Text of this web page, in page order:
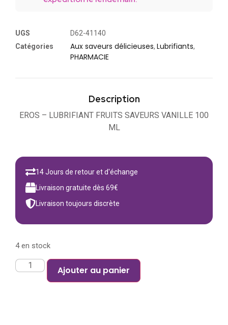
UGS
D62-41140
Catégories
Aux saveurs délicieuses, Lubrifiants,
PHARMACIE
Description
EROS – LUBRIFIANT FRUITS SAVEURS VANILLE 100
ML
14 Jours de retour et d'échange
Livraison gratuite dès 69€
Livraison toujours discrète
4 en stock
Ajouter au panier